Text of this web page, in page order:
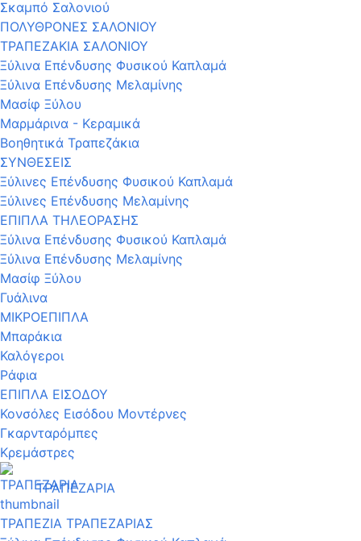
Σκαμπό Σαλονιού
ΠΟΛΥΘΡΟΝΕΣ ΣΑΛΟΝΙΟΥ
ΤΡΑΠΕΖΑΚΙΑ ΣΑΛΟΝΙΟΥ
Ξύλινα Επένδυσης Φυσικού Καπλαμά
Ξύλινα Επένδυσης Μελαμίνης
Μασίφ Ξύλου
Μαρμάρινα - Κεραμικά
Βοηθητικά Τραπεζάκια
ΣΥΝΘΕΣΕΙΣ
Ξύλινες Επένδυσης Φυσικού Καπλαμά
Ξύλινες Επένδυσης Μελαμίνης
ΕΠΙΠΛΑ ΤΗΛΕΟΡΑΣΗΣ
Ξύλινα Επένδυσης Φυσικού Καπλαμά
Ξύλινα Επένδυσης Μελαμίνης
Μασίφ Ξύλου
Γυάλινα
ΜΙΚΡΟΕΠΙΠΛΑ
Μπαράκια
Καλόγεροι
Ράφια
ΕΠΙΠΛΑ ΕΙΣΟΔΟΥ
Κονσόλες Εισόδου Μοντέρνες
Γκαρνταρόμπες
Κρεμάστρες
ΤΡΑΠΕΖΑΡΙΑ
ΤΡΑΠΕΖΙΑ ΤΡΑΠΕΖΑΡΙΑΣ